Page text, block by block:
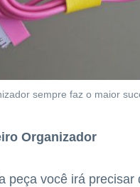
sempre faz o maior
Organizador
peça você irá precisar